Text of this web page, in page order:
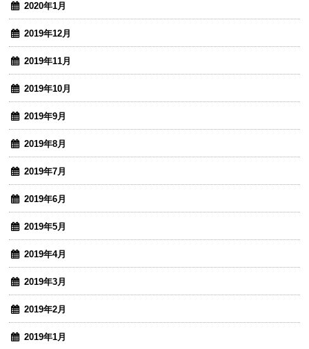
2020年1月
2019年12月
2019年11月
2019年10月
2019年9月
2019年8月
2019年7月
2019年6月
2019年5月
2019年4月
2019年3月
2019年2月
2019年1月